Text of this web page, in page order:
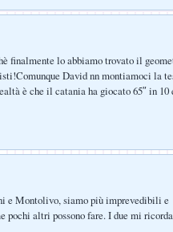
finalmente lo abbiamo trovato il
David nn montiamoci la
è che il catania ha giocato 65″ in 10
e Montolivo, siamo più imprevedibili e
pochi altri possono fare. I due mi